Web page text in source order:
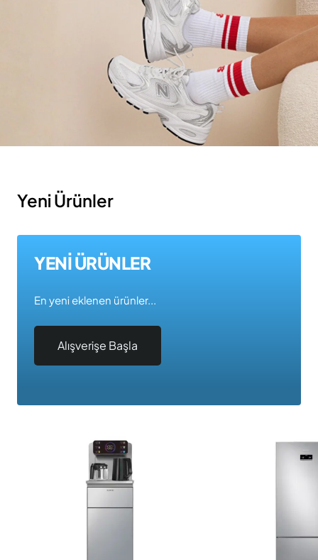
Yeni Ürünler
YENİ ÜRÜNLER
En yeni eklenen ürünler...
Alışverişe Başla